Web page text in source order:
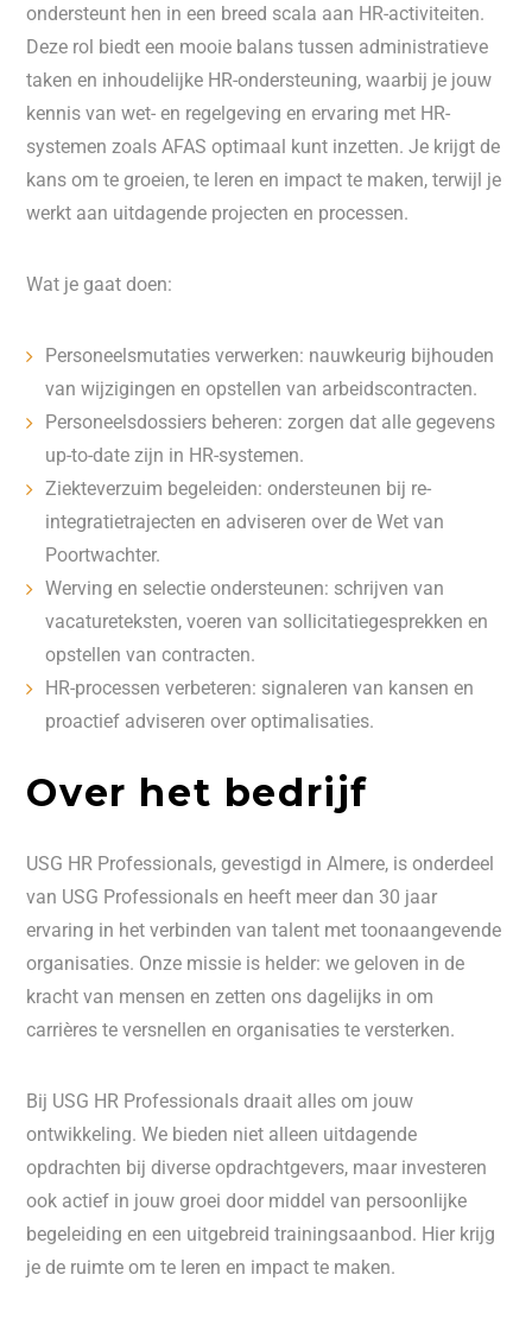
ondersteunt hen in een breed scala aan HR-activiteiten.
Deze rol biedt een mooie balans tussen administratieve
taken en inhoudelijke HR-ondersteuning, waarbij je jouw
kennis van wet- en regelgeving en ervaring met HR-
systemen zoals AFAS optimaal kunt inzetten. Je krijgt de
kans om te groeien, te leren en impact te maken, terwijl je
werkt aan uitdagende projecten en processen.
Wat je gaat doen:
Personeelsmutaties verwerken: nauwkeurig bijhouden
van wijzigingen en opstellen van arbeidscontracten.
Personeelsdossiers beheren: zorgen dat alle gegevens
up-to-date zijn in HR-systemen.
Ziekteverzuim begeleiden: ondersteunen bij re-
integratietrajecten en adviseren over de Wet van
Poortwachter.
Werving en selectie ondersteunen: schrijven van
vacatureteksten, voeren van sollicitatiegesprekken en
opstellen van contracten.
HR-processen verbeteren: signaleren van kansen en
proactief adviseren over optimalisaties.
Over het bedrijf
USG HR Professionals, gevestigd in Almere, is onderdeel
van USG Professionals en heeft meer dan 30 jaar
ervaring in het verbinden van talent met toonaangevende
organisaties. Onze missie is helder: we geloven in de
kracht van mensen en zetten ons dagelijks in om
carrières te versnellen en organisaties te versterken.
Bij USG HR Professionals draait alles om jouw
ontwikkeling. We bieden niet alleen uitdagende
opdrachten bij diverse opdrachtgevers, maar investeren
ook actief in jouw groei door middel van persoonlijke
begeleiding en een uitgebreid trainingsaanbod. Hier krijg
je de ruimte om te leren en impact te maken.